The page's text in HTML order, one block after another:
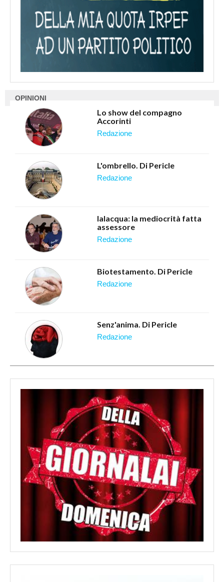
OPINIONI
Lo show del compagno
Accorinti
redazione
L'ombrello. Di Pericle
redazione
Ialacqua: la mediocrità fatta
assessore
redazione
Biotestamento. Di Pericle
redazione
Senz'anima. Di Pericle
redazione